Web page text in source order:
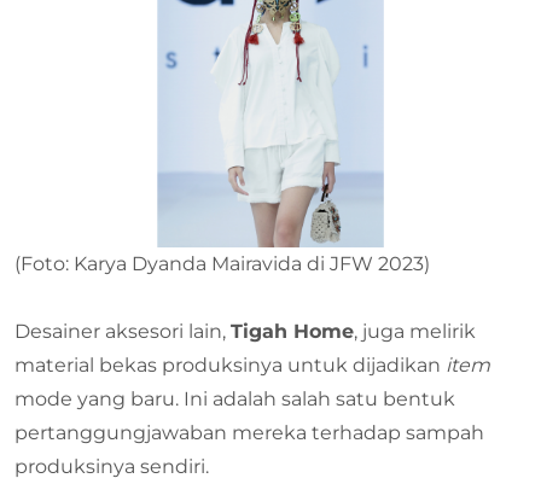
(Foto: Karya Dyanda Mairavida di JFW 2023)
Desainer aksesori lain, Tigah Home, juga melirik
material bekas produksinya untuk dijadikan item
mode yang baru. Ini adalah salah satu bentuk
pertanggungjawaban mereka terhadap sampah
produksinya sendiri.